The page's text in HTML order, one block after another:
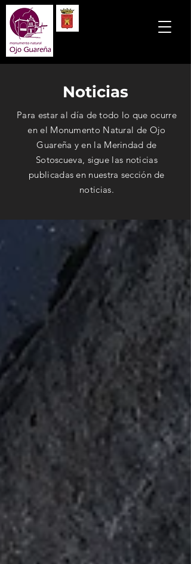
Para estar al día de todo lo que ocurre
en el Monumento Natural de Ojo
Guareña y en la Merindad de
Sotoscueva, sigue las noticias
publicadas en nuestra sección de
noticias.
Noticias